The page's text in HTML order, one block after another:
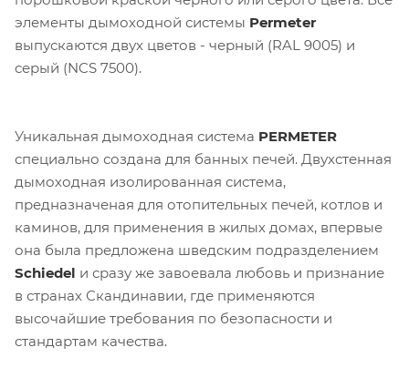
элементы дымоходной системы Permeter
выпускаются двух цветов - черный (RAL 9005) и
серый (NCS 7500).
Уникальная дымоходная система PERMETER
специально создана для банных печей. Двухстенная
дымоходная изолированная система,
предназначеная для отопительных печей, котлов и
каминов, для применения в жилых домах, впервые
она была предложена шведским подразделением
Schiedel и сразу же завоевала любовь и признание
в странах Скандинавии, где применяются
высочайшие требования по безопасности и
стандартам качества.